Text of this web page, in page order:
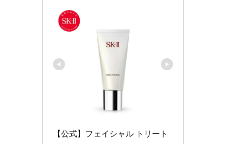
【公式】フェイシャル トリート